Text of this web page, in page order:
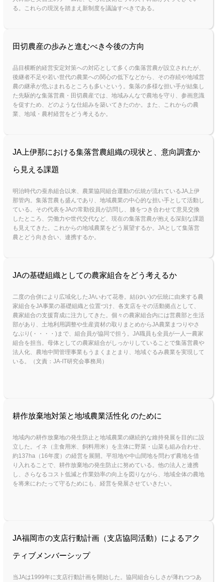
る。これらの現況を踏まえ新制度を議論すべきである。
田切農産の歩みと進むべき今後の方向
品目横断的経営安定対策への対応として多くの集落営農が設立されたが、
後継者不足や若い世代の農業への関心の低下などから、その存続や地域営
農の継承が危ぶまれるところも多いという。集落の多様な担い手が結集し
た先駆的な集落営農・田切農産では、地域みんなで農地を守り、参画意識
を促すため、どのような仕組みを築いてきたのか。また、これからの農
業、地域・農村経営をどう考えるか。
JA上伊那における集落営農組織の現状と、意向調査か
ら見える課題
明治時代の蚕糸組合以来、農業協同組合運動の伝統が流れているJA上伊
那管内。集落営農も盛んであり、地域農業の中心的な担い手として活動し
ている。その代表をJAの常勤役員が訪問し、膝をつき合わせて意見交換
したところ、労働力や世代交代など、現在の集落営農が抱える深刻な課題
も見えてきた。これからの地域農業をどう展望するか。JAとして集落営
農とどう向き合い、連携するか。
JAの基礎組織としての農家組合をどう考えるか
二度の合併により広域化したJAいわて花巻。結(ゆい)の伝統に由来する農
家組合をJA事業の基礎組織と位置づけ、各支店をその活動拠点として、
農家組合の支援育成に注力してきた。個々の農家組合内には営農部と生活
部があり、土地利用調整や生産資材の取りまとめからJA農業まつりやさ
なぶり(・・・・)まで、組合員が協同で担う。JA職員も全員が一人一農家
組合を担当。母体としての農家組合がしっかりしていることで集落営農や
法人化、農地中間管理事業もうまくまとまり、地域ぐるみ農業を実現して
いる。（文責：JA-IT研究会事務局）
耕作放棄地対策と地域農業活性化 のために
地域内の耕作放棄地の発生防止と地域農業の継続的な維持発展を目的に設
立した。イネ（主食用米、飼料用米）を主体に野菜・山菜も組み合わせ、
約137ha（16年度）の経営を展開。平坦地や中山間地を問わず農地を借
り入れることで、耕作放棄地の発生防止に努めている。他の法人と連携
し、さらなるコスト低減と作業効率の向上を図りながら、地域全体の農地
を将来にわたって守るためにも、経営を発展させていきたい。
JA福岡市の支店行動計画（支店協同活動）によるアク
ティブメンバーシップ
当JAは1999年に支店行動計画を開始した。協同組合らしさが薄れつつあ